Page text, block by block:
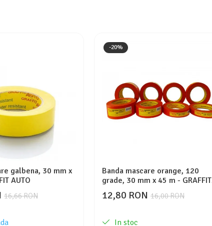
galbena, 30 mm x
AUTO
16,66 RON
-20%
Banda mascare orange, 120
grade, 30 mm x 45 m - GRAFFIT
AUTO
16,00 RON
12,80 RON
In stoc